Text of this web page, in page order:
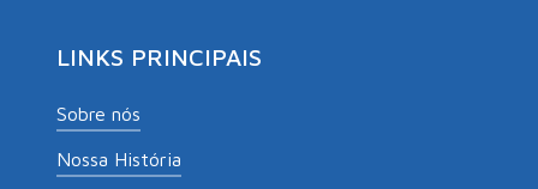
LINKS PRINCIPAIS
Sobre nós
Nossa História